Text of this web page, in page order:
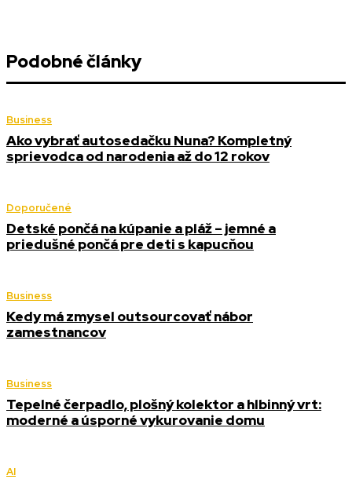
Podobné články
Business
Ako vybrať autosedačku Nuna? Kompletný
sprievodca od narodenia až do 12 rokov
Doporučené
Detské pončá na kúpanie a pláž – jemné a
priedušné pončá pre deti s kapucňou
Business
Kedy má zmysel outsourcovať nábor
zamestnancov
Business
Tepelné čerpadlo, plošný kolektor a hlbinný vrt:
moderné a úsporné vykurovanie domu
AI